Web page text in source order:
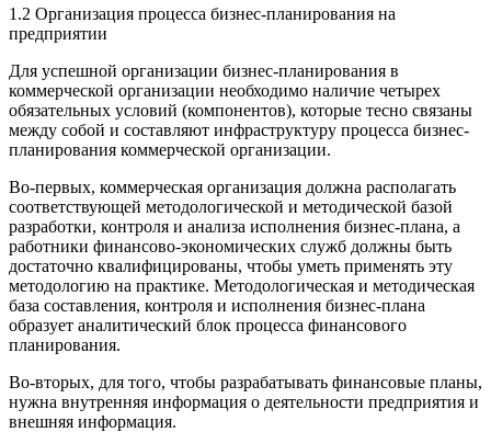
1.2 Организация процесса бизнес-планирования на
предприятии
Для успешной организации бизнес-планирования в
коммерческой организации необходимо наличие четырех
обязательных условий (компонентов), которые тесно связаны
между собой и составляют инфраструктуру процесса бизнес-
планирования коммерческой организации.
Во-первых, коммерческая организация должна располагать
соответствующей методологической и методической базой
разработки, контроля и анализа исполнения бизнес-плана, а
работники финансово-экономических служб должны быть
достаточно квалифицированы, чтобы уметь применять эту
методологию на практике. Методологическая и методическая
база составления, контроля и исполнения бизнес-плана
образует аналитический блок процесса финансового
планирования.
Во-вторых, для того, чтобы разрабатывать финансовые планы,
нужна внутренняя информация о деятельности предприятия и
внешняя информация.